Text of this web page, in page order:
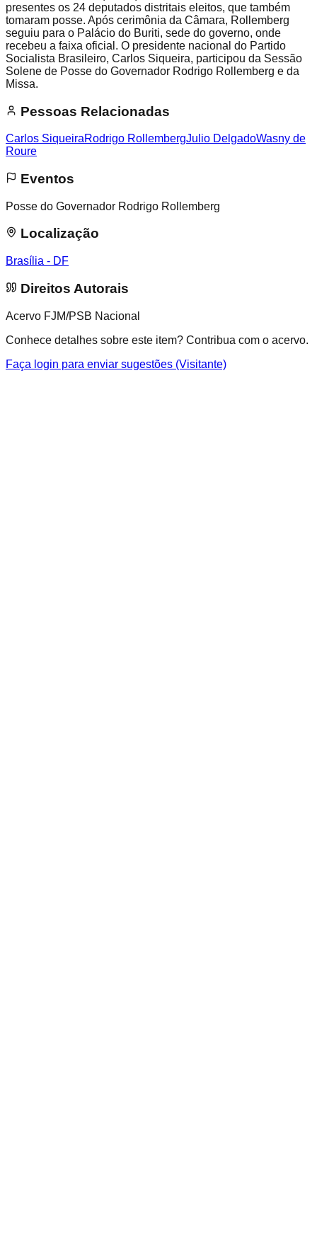
presentes os 24 deputados distritais eleitos, que também
tomaram posse. Após cerimônia da Câmara, Rollemberg
seguiu para o Palácio do Buriti, sede do governo, onde
recebeu a faixa oficial. O presidente nacional do Partido
Socialista Brasileiro, Carlos Siqueira, participou da Sessão
Solene de Posse do Governador Rodrigo Rollemberg e da
Missa.
Pessoas Relacionadas
Carlos SiqueiraRodrigo RollembergJulio DelgadoWasny de
Roure
Eventos
Posse do Governador Rodrigo Rollemberg
Localização
Brasília - DF
Direitos Autorais
Acervo FJM/PSB Nacional
Conhece detalhes sobre este item? Contribua com o acervo.
Faça login para enviar sugestões (Visitante)